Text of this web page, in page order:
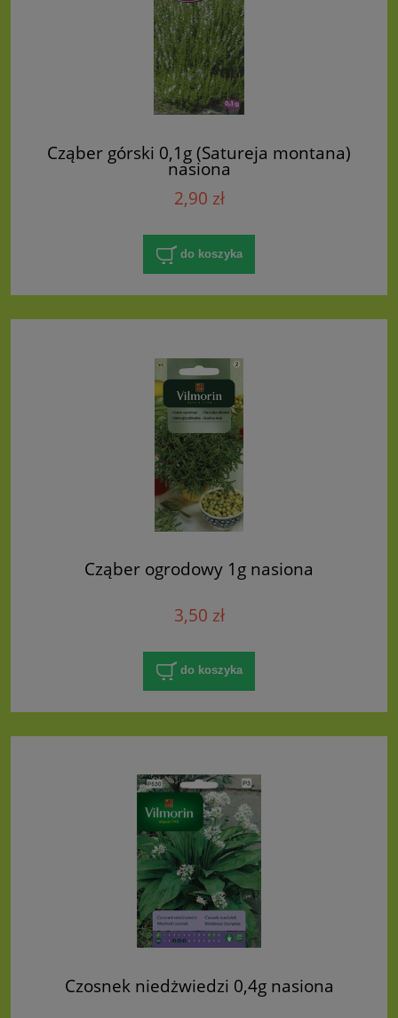
Cząber górski 0,1g (Satureja montana)
nasiona
2,90 zł
do koszyka
Cząber ogrodowy 1g nasiona
3,50 zł
do koszyka
Czosnek niedżwiedzi 0,4g nasiona